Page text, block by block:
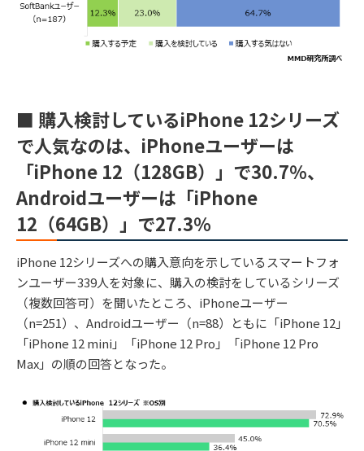
■ 購入検討しているiPhone 12シリーズ
で人気なのは、iPhoneユーザーは
「iPhone 12（128GB）」で30.7％、
Androidユーザーは「iPhone
12（64GB）」で27.3％
iPhone 12シリーズへの購入意向を示しているスマートフォ
ンユーザー339人を対象に、購入の検討をしているシリーズ
（複数回答可）を聞いたところ、iPhoneユーザー
（n=251）、Androidユーザー（n=88）ともに「iPhone 12」
「iPhone 12 mini」「iPhone 12 Pro」「iPhone 12 Pro
Max」の順の回答となった。